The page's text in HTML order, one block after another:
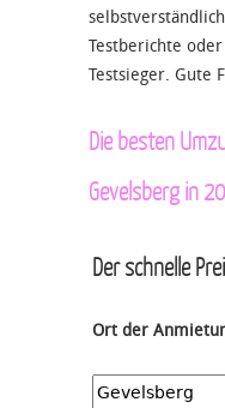
Testberichte
Testsieger. Gute
Die besten
Gevelsberg in
Der schnelle
Ort der